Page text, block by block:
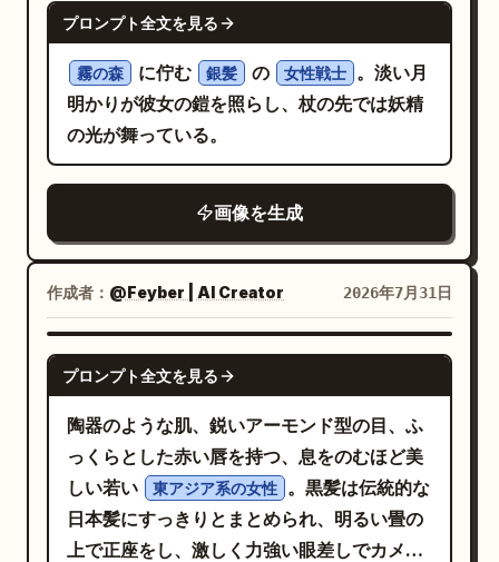
ンタジーイラスト。 - アール・ヌーヴォーと
ゴシック・ファンタジーを融合させた豪華な
デザイン。 - 2:3 の縦長アスペクト比。 - カ
ード全体が見える構図。 [カードデザイン] -
数字（0～XXI）。 - 下部に英語のカード名。
- 精巧な彫刻、星、月、植物、宝石を組み合
わせた装飾。 - 全体的に神秘的で高級感のあ
る雰囲気。 [品質キーワード] masterpiece,
best quality, ultra detailed, highly
detailed, fantasy illustration, magical
atmosphere, cinematic lighting, intricate
holographic foil finish, rainbow
reflections, prismatic diffraction,
embossed gold foil, reflective gemstone
highlights.
GPT IMAGE 2
プロンプト全文を見る
霧の森 に佇む 銀髪 の 女性戦士 。淡い月
明かりが彼女の鎧を照らし、杖の先では妖精
の光が舞っている。
画像を生成
作成者： @Feyber | AI Creator 2026年7月31日
NANO BANANA PRO
プロンプト全文を見る
陶器のような肌、鋭いアーモンド型の目、ふ
っくらとした赤い唇を持つ、息をのむほど美
しい若い
東アジア系の女性 。黒髪は伝統的な
日本髪にすっきりとまとめられ、明るい畳の
上で正座をし、激しく力強い眼差しでカメラ